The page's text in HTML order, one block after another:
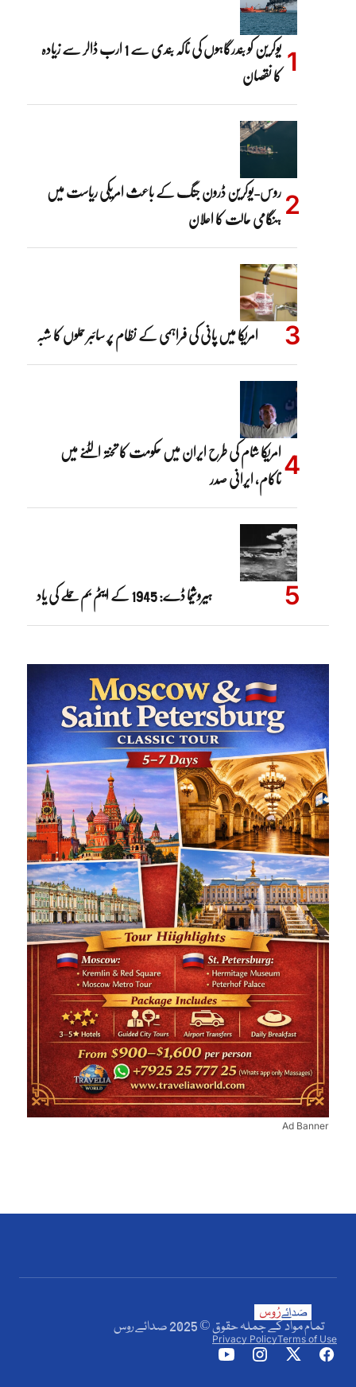
یوکرین کو بندرگاہوں کی ناکہ بندی سے 1 ارب ڈالر سے زیادہ
کا نقصان
روس-یوکرین ڈرون جنگ کے باعث امریکی ریاست میں
ہنگامی حالت کا اعلان
امریکا میں پانی کی فراہمی کے نظام پر سائبر حملوں کا شبہ
امریکا شام کی طرح ایران میں حکومت کا تختہ الٹنے میں
ناکام، ایرانی صدر
ہیروشیما ڈے: 1945 کے ایٹم بم حملے کی یاد
Ad Banner
تمام مواد کے جملہ حقوق © 2025 صدائے روس
Terms of Use
Privacy Policy